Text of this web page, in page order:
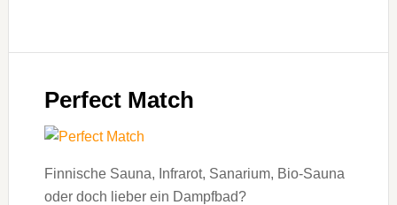
Perfect Match
Finnische Sauna, Infrarot, Sanarium, Bio-Sauna
oder doch lieber ein Dampfbad?